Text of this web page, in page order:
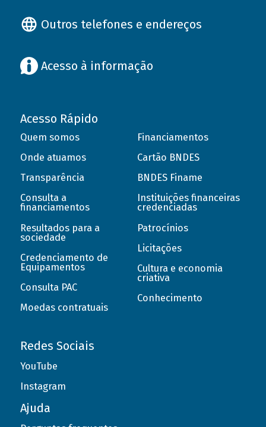
Outros telefones e endereços
Acesso à informação
Acesso Rápido
Quem somos
Onde atuamos
Transparência
Consulta a
financiamentos
Resultados para a
sociedade
Credenciamento de
Equipamentos
Consulta PAC
Moedas contratuais
Financiamentos
Cartão BNDES
BNDES Finame
Instituições financeiras
credenciadas
Patrocínios
Licitações
Cultura e economia
criativa
Conhecimento
Redes Sociais
YouTube
Instagram
Ajuda